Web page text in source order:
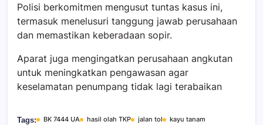
Polisi berkomitmen mengusut tuntas kasus ini,
termasuk menelusuri tanggung jawab perusahaan
dan memastikan keberadaan sopir.
Aparat juga mengingatkan perusahaan angkutan
untuk meningkatkan pengawasan agar
keselamatan penumpang tidak lagi terabaikan
Tags: BK 7444 UA hasil olah TKP jalan tol
kayu tanam